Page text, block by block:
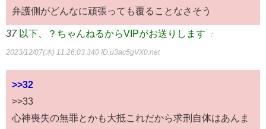
弁護側がどんなに頑張っても覆ることなさそう
37 以下、？ちゃんねるからVIPがお送りします ：
2023/12/07(木) 11:26:03.340 ID:u3ac5gVX0.net
>>32
>>33
心神喪失の無罪とかも大抵これだから求刑自体はあんま